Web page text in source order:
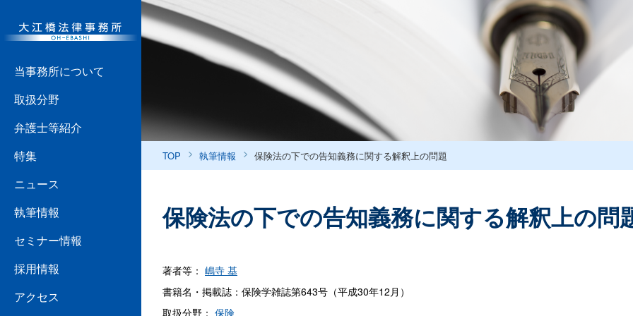
当事務所について
取扱分野
弁護士等紹介
特集
ニュース
執筆情報
セミナー情報
採用情報
アクセス
TOP 執筆情報 保険法の下での告知義務に関する解釈上の問題
保険法の下での告知義務に関する解釈上の問
著者等： 嶋寺 基
書籍名・掲載誌：保険学雑誌第643号（平成30年12月）
取扱分野： 保険